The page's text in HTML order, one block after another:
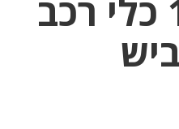
התנועה:16 כלי רכב